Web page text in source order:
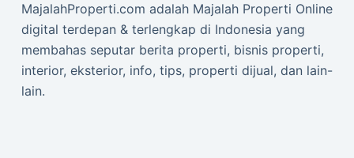
MajalahProperti.com adalah Majalah Properti Online
digital terdepan & terlengkap di Indonesia yang
membahas seputar berita properti, bisnis properti,
interior, eksterior, info, tips, properti dijual, dan lain-
lain.